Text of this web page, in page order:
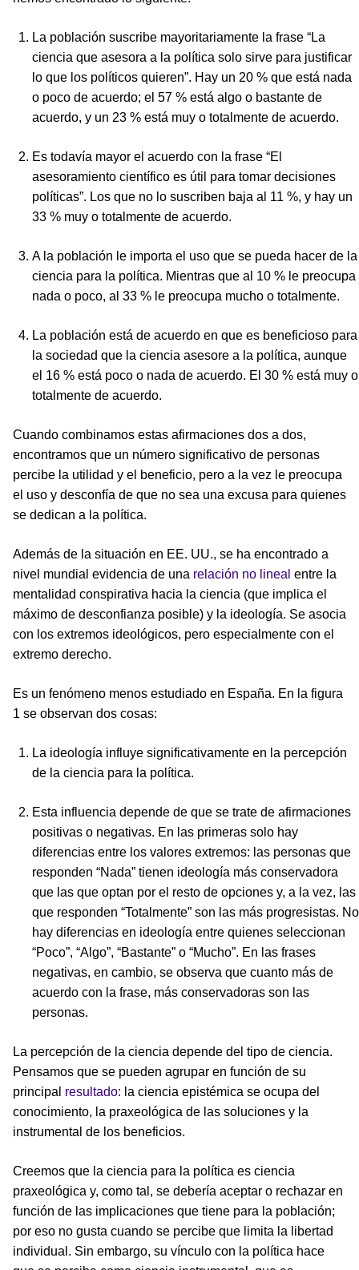
La población suscribe mayoritariamente la frase “La
ciencia que asesora a la política solo sirve para justificar
lo que los políticos quieren”. Hay un 20 % que está nada
o poco de acuerdo; el 57 % está algo o bastante de
acuerdo, y un 23 % está muy o totalmente de acuerdo.
Es todavía mayor el acuerdo con la frase “El
asesoramiento científico es útil para tomar decisiones
políticas”. Los que no lo suscriben baja al 11 %, y hay un
33 % muy o totalmente de acuerdo.
A la población le importa el uso que se pueda hacer de la
ciencia para la política. Mientras que al 10 % le preocupa
nada o poco, al 33 % le preocupa mucho o totalmente.
La población está de acuerdo en que es beneficioso para
la sociedad que la ciencia asesore a la política, aunque
el 16 % está poco o nada de acuerdo. El 30 % está muy o
totalmente de acuerdo.
Cuando combinamos estas afirmaciones dos a dos,
encontramos que un número significativo de personas
percibe la utilidad y el beneficio, pero a la vez le preocupa
el uso y desconfía de que no sea una excusa para quienes
se dedican a la política.
Además de la situación en EE. UU., se ha encontrado a
nivel mundial evidencia de una relación no lineal entre la
mentalidad conspirativa hacia la ciencia (que implica el
máximo de desconfianza posible) y la ideología. Se asocia
con los extremos ideológicos, pero especialmente con el
extremo derecho.
Es un fenómeno menos estudiado en España. En la figura
1 se observan dos cosas:
La ideología influye significativamente en la percepción
de la ciencia para la política.
Esta influencia depende de que se trate de afirmaciones
positivas o negativas. En las primeras solo hay
diferencias entre los valores extremos: las personas que
responden “Nada” tienen ideología más conservadora
que las que optan por el resto de opciones y, a la vez, las
que responden “Totalmente” son las más progresistas. No
hay diferencias en ideología entre quienes seleccionan
“Poco”, “Algo”, “Bastante” o “Mucho”. En las frases
negativas, en cambio, se observa que cuanto más de
acuerdo con la frase, más conservadoras son las
personas.
La percepción de la ciencia depende del tipo de ciencia.
Pensamos que se pueden agrupar en función de su
principal resultado: la ciencia epistémica se ocupa del
conocimiento, la praxeológica de las soluciones y la
instrumental de los beneficios.
Creemos que la ciencia para la política es ciencia
praxeológica y, como tal, se debería aceptar o rechazar en
función de las implicaciones que tiene para la población;
por eso no gusta cuando se percibe que limita la libertad
individual. Sin embargo, su vínculo con la política hace